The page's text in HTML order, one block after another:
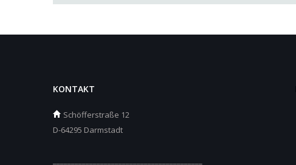
KONTAKT
Schöfferstraße 12
D-64295 Darmstadt